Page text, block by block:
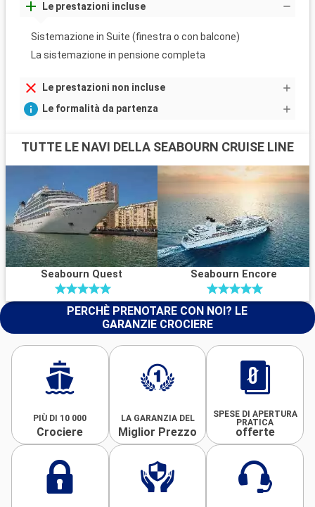
Le prestazioni incluse
Sistemazione in Suite (finestra o con balcone)
La sistemazione in pensione completa
Le prestazioni non incluse
Le formalità da partenza
TUTTE LE NAVI DELLA SEABOURN CRUISE LINE
Seabourn Quest Seabourn Encore
PERCHÈ PRENOTARE CON NOI? LE
GARANZIE CROCIERE
PIÙ DI 10 000
Crociere
LA GARANZIA DEL
Miglior Prezzo
SPESE DI APERTURA
PRATICA
offerte